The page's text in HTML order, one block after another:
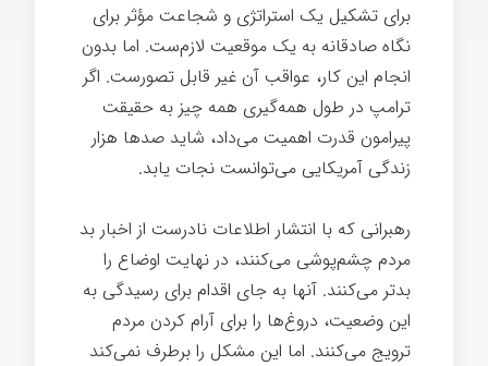
برای تشکیل یک استراتژی و شجاعت مؤثر برای
نگاه صادقانه به یک موقعیت لازم‌ست. اما بدون
انجام این کار، عواقب آن غیر قابل تصورست. اگر
ترامپ در طول همه‌گیری همه چیز به حقیقت
پیرامون قدرت اهمیت می‌داد، شاید صدها هزار
زندگی آمریکایی می‌توانست نجات یابد.
رهبرانی که با انتشار اطلاعات نادرست از اخبار بد
مردم چشم‌پوشی می‌کنند، در نهایت اوضاع را
بدتر می‌کنند. آنها به جای اقدام برای رسیدگی به
این وضعیت‌، دروغ‌ها را برای آرام کردن مردم
ترویج می‌کنند. اما این مشکل را برطرف نمی‌کند